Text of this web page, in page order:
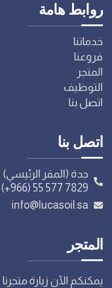
روابط هامة
خدماتنا
فروعنا
المتجر
التوظيف
اتصل بنا
اتصل بنا
جدة (المقر الرئيسي)
(+966) 55 577 7829
info@lucasoil.sa
المتجر
يمكنكم الآن زيارة